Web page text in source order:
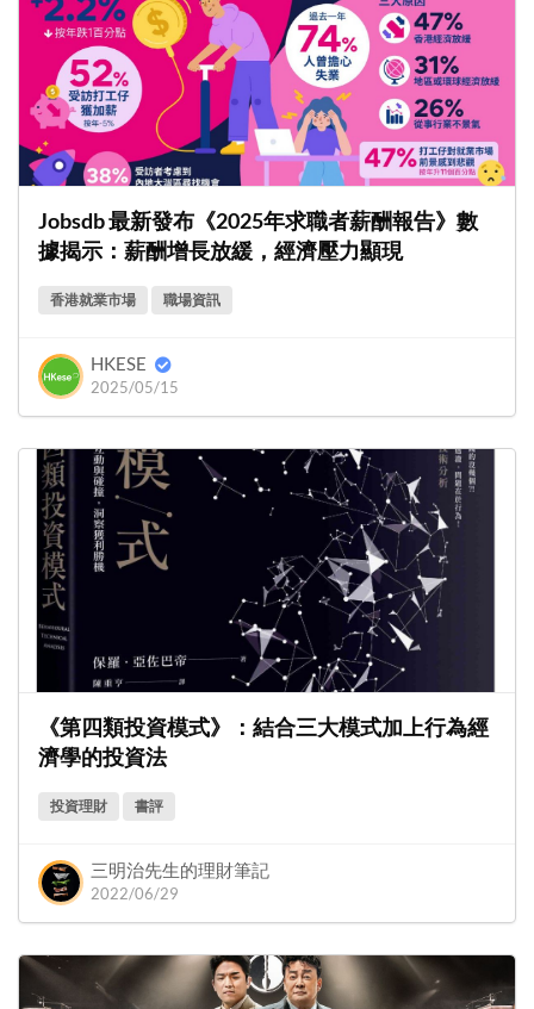
Jobsdb 最新發布《2025年求職者薪酬報告》數
據揭示：薪酬增長放緩，經濟壓力顯現
香港就業市場 職場資訊
HKESE
2025/05/15
《第四類投資模式》：結合三大模式加上行為經
濟學的投資法
投資理財 書評
三明治先生的理財筆記
2022/06/29